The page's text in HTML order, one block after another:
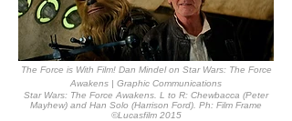
The Force is With Film! Dan Mindel on Star Wars: The Force
Awakens | Graphic Communications
Star Wars: The Force Awakens. L to R: Chewbacca (Peter
Mayhew) and Han Solo (Harrison Ford). Ph: Film Frame
©Lucasfilm 2015